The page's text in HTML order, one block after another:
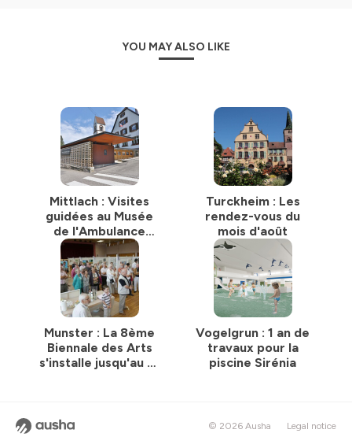
YOU MAY ALSO LIKE
Mittlach : Visites
guidées au Musée
de l'Ambulance
Alpine
Turckheim : Les
rendez-vous du
mois d'août
Munster : La 8ème
Biennale des Arts
s'installe jusqu'au 15
Vogelgrun : 1 an de
travaux pour la
piscine Sirénia
© 2026 Ausha Legal notice